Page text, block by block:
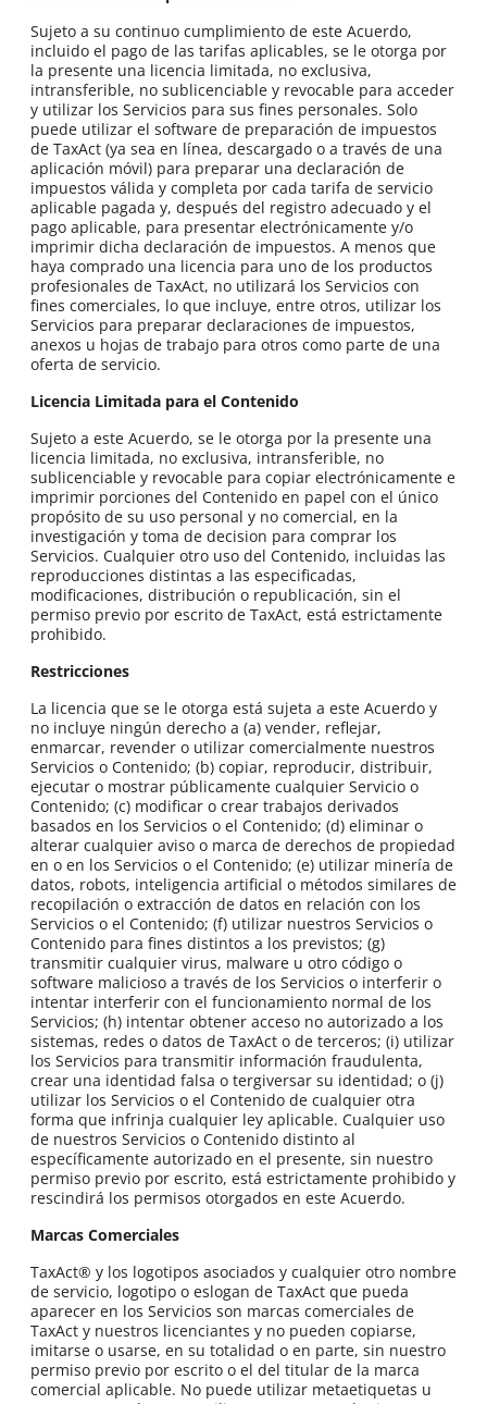
Sujeto a su continuo cumplimiento de este Acuerdo,
incluido el pago de las tarifas aplicables, se le otorga por
la presente una licencia limitada, no exclusiva,
intransferible, no sublicenciable y revocable para acceder
y utilizar los Servicios para sus fines personales. Solo
puede utilizar el software de preparación de impuestos
de TaxAct (ya sea en línea, descargado o a través de una
aplicación móvil) para preparar una declaración de
impuestos válida y completa por cada tarifa de servicio
aplicable pagada y, después del registro adecuado y el
pago aplicable, para presentar electrónicamente y/o
imprimir dicha declaración de impuestos. A menos que
haya comprado una licencia para uno de los productos
profesionales de TaxAct, no utilizará los Servicios con
fines comerciales, lo que incluye, entre otros, utilizar los
Servicios para preparar declaraciones de impuestos,
anexos u hojas de trabajo para otros como parte de una
oferta de servicio.
Licencia Limitada para el Contenido
Sujeto a este Acuerdo, se le otorga por la presente una
licencia limitada, no exclusiva, intransferible, no
sublicenciable y revocable para copiar electrónicamente e
imprimir porciones del Contenido en papel con el único
propósito de su uso personal y no comercial, en la
investigación y toma de decision para comprar los
Servicios. Cualquier otro uso del Contenido, incluidas las
reproducciones distintas a las especificadas,
modificaciones, distribución o republicación, sin el
permiso previo por escrito de TaxAct, está estrictamente
prohibido.
Restricciones
La licencia que se le otorga está sujeta a este Acuerdo y
no incluye ningún derecho a (a) vender, reflejar,
enmarcar, revender o utilizar comercialmente nuestros
Servicios o Contenido; (b) copiar, reproducir, distribuir,
ejecutar o mostrar públicamente cualquier Servicio o
Contenido; (c) modificar o crear trabajos derivados
basados en los Servicios o el Contenido; (d) eliminar o
alterar cualquier aviso o marca de derechos de propiedad
en o en los Servicios o el Contenido; (e) utilizar minería de
datos, robots, inteligencia artificial o métodos similares de
recopilación o extracción de datos en relación con los
Servicios o el Contenido; (f) utilizar nuestros Servicios o
Contenido para fines distintos a los previstos; (g)
transmitir cualquier virus, malware u otro código o
software malicioso a través de los Servicios o interferir o
intentar interferir con el funcionamiento normal de los
Servicios; (h) intentar obtener acceso no autorizado a los
sistemas, redes o datos de TaxAct o de terceros; (i) utilizar
los Servicios para transmitir información fraudulenta,
crear una identidad falsa o tergiversar su identidad; o (j)
utilizar los Servicios o el Contenido de cualquier otra
forma que infrinja cualquier ley aplicable. Cualquier uso
de nuestros Servicios o Contenido distinto al
específicamente autorizado en el presente, sin nuestro
permiso previo por escrito, está estrictamente prohibido y
rescindirá los permisos otorgados en este Acuerdo.
Marcas Comerciales
TaxAct® y los logotipos asociados y cualquier otro nombre
de servicio, logotipo o eslogan de TaxAct que pueda
aparecer en los Servicios son marcas comerciales de
TaxAct y nuestros licenciantes y no pueden copiarse,
imitarse o usarse, en su totalidad o en parte, sin nuestro
permiso previo por escrito o el del titular de la marca
comercial aplicable. No puede utilizar metaetiquetas u